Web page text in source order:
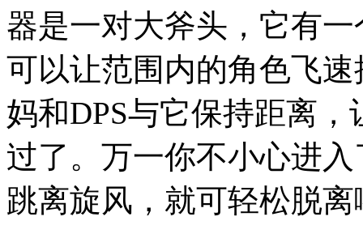
器是一对大斧头，它有
可以让范围内的角色飞
妈和DPS与它保持距离
过了。万一你不小心进
跳离旋风，就可轻松脱离